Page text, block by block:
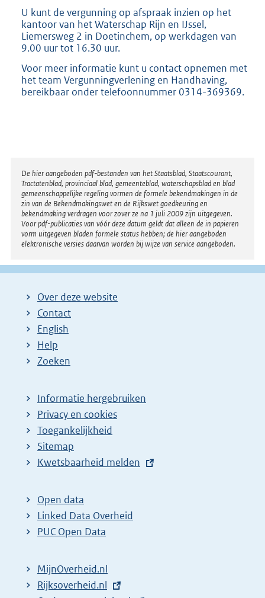
U kunt de vergunning op afspraak inzien op het
kantoor van het Waterschap Rijn en IJssel,
Liemersweg 2 in Doetinchem, op werkdagen van
9.00 uur tot 16.30 uur.
Voor meer informatie kunt u contact opnemen met
het team Vergunningverlening en Handhaving,
bereikbaar onder telefoonnummer 0314-369369.
Disclaimer
De hier aangeboden pdf-bestanden van het Staatsblad, Staatscourant,
Tractatenblad, provinciaal blad, gemeenteblad, waterschapsblad en blad
gemeenschappelijke regeling vormen de formele bekendmakingen in de
zin van de Bekendmakingswet en de Rijkswet goedkeuring en
bekendmaking verdragen voor zover ze na 1 juli 2009 zijn uitgegeven.
Voor pdf-publicaties van vóór deze datum geldt dat alleen de in papieren
vorm uitgegeven bladen formele status hebben; de hier aangeboden
elektronische versies daarvan worden bij wijze van service aangeboden.
Over deze website
Contact
English
Help
Zoeken
Informatie hergebruiken
Privacy en cookies
Toegankelijkheid
Sitemap
E
t
e
r
l
i
Kwetsbaarheid melden
Open data
Linked Data Overheid
PUC Open Data
MijnOverheid.nl
E
Rijksoverheid.nl